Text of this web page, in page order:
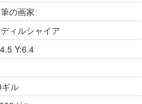
の画家
ィルシャイア
Y:6.4
ル